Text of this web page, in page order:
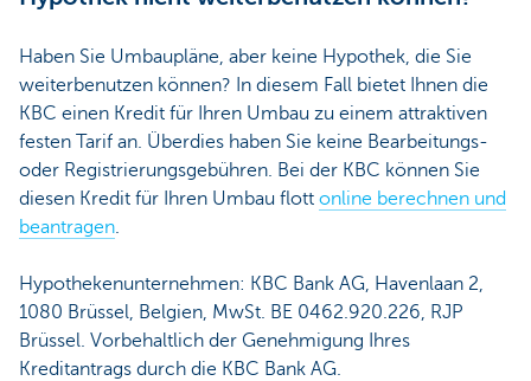
Haben Sie Umbaupläne, aber keine Hypothek, die Sie
weiterbenutzen können? In diesem Fall bietet Ihnen die
KBC einen Kredit für Ihren Umbau zu einem attraktiven
festen Tarif an. Überdies haben Sie keine Bearbeitungs-
oder Registrierungsgebühren. Bei der KBC können Sie
diesen Kredit für Ihren Umbau flott online berechnen und
beantragen.
Hypothekenunternehmen: KBC Bank AG, Havenlaan 2,
1080 Brüssel, Belgien, MwSt. BE 0462.920.226, RJP
Brüssel. Vorbehaltlich der Genehmigung Ihres
Kreditantrags durch die KBC Bank AG.